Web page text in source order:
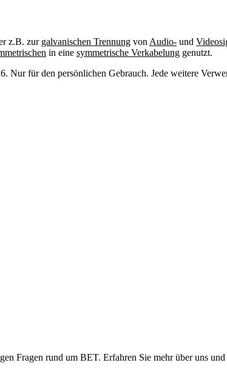
z.B. zur galvanischen Trennung von Audio- und
in eine symmetrische Verkabelung genutzt.
Nur für den persönlichen Gebrauch. Jede weitere
Fragen rund um BET. Erfahren Sie mehr über uns und